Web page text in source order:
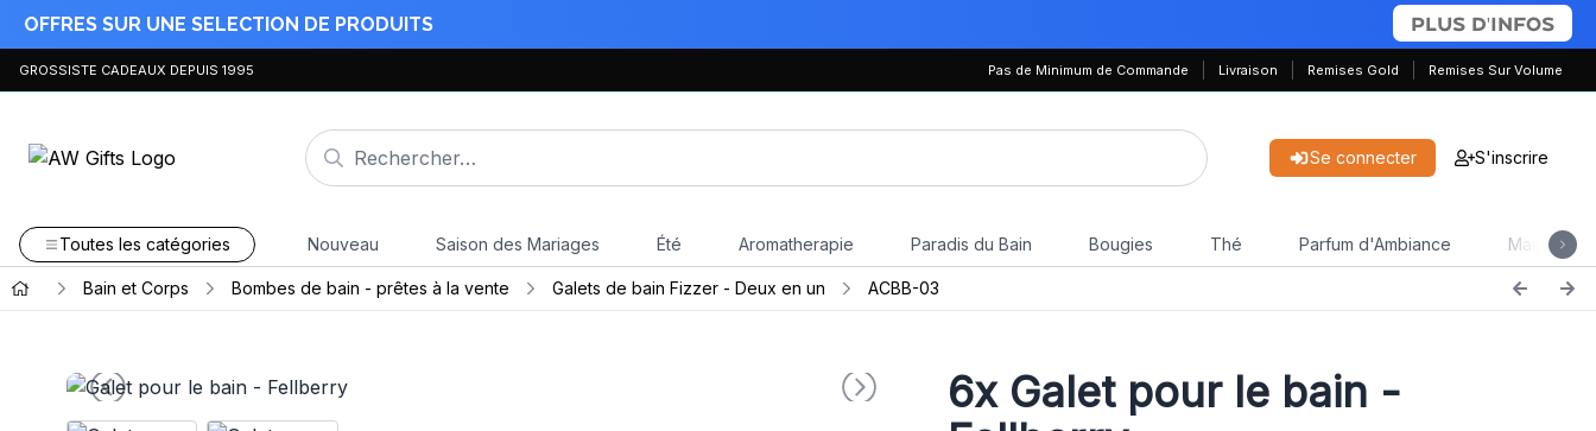
OFFRES SUR UNE SELECTION DE PRODUITS PLUS D'INFOS
GROSSISTE CADEAUX DEPUIS 1995 Pas de Minimum de Commande Livraison Remises Gold Remises Sur Volume
Se connecter S'inscrire
Toutes les catégories Nouveau Saison des Mariages Été Aromatherapie Paradis du Bain Bougies Thé Parfum d'Ambiance Maison &
Bain et Corps Bombes de bain - prêtes à la vente Galets de bain Fizzer - Deux en un ACBB-03
6xGalet pour le bain -